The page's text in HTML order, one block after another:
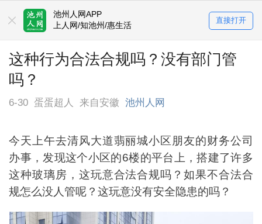
池州人网APP
上人网/知池州/惠生活
直接打开
这种行为合法合规吗？没有部门管
吗？
6-30 蛋蛋超人 来自安徽 池州人网
今天上午去清风大道翡丽城小区朋友的财务公司
办事，发现这个小区的6楼的平台上，搭建了许多
这种玻璃房，这玩意合法合规吗？如果不合法合
规怎么没人管呢？这玩意没有安全隐患的吗？